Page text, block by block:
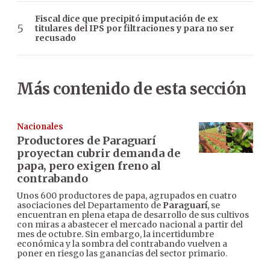
Fiscal dice que precipitó imputación de ex
titulares del IPS por filtraciones y para no ser
recusado
Más contenido de esta sección
Nacionales
Productores de Paraguarí
proyectan cubrir demanda de
papa, pero exigen freno al
contrabando
Unos 600 productores de papa, agrupados en cuatro
asociaciones del Departamento de Paraguarí, se
encuentran en plena etapa de desarrollo de sus cultivos
con miras a abastecer el mercado nacional a partir del
mes de octubre. Sin embargo, la incertidumbre
económica y la sombra del contrabando vuelven a
poner en riesgo las ganancias del sector primario.